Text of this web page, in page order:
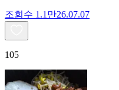
조회수 1.1만26.07.07
105